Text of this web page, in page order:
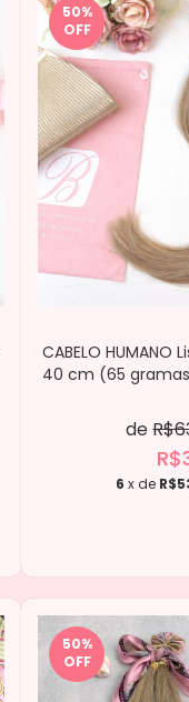
50%
OFF
CABELO HUMANO
40 cm (65
de
6 x de
50%
OFF